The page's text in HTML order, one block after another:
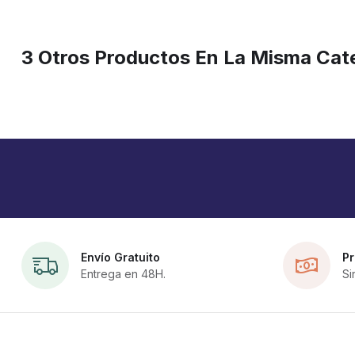
3 Otros Productos En La Misma
Envío Gratuito
Entrega en 48H.